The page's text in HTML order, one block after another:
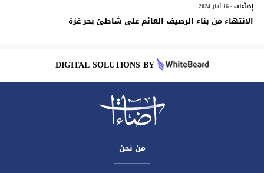
إضآءات- 16 أيار 2024
الانتهاء من بناء الرصيف العائم على شاطئ بحر غزة
DIGITAL SOLUTIONS BY
من نحن